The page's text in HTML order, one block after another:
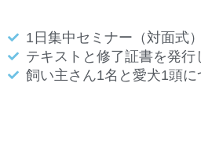
1日集中セミナー（対面式
テキストと修了証書を発行
飼い主さん1名と愛犬1頭